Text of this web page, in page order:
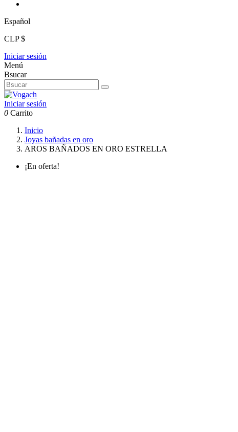
Español
CLP $
Iniciar sesión
Menú
Bsucar
Iniciar sesión
0 Carrito
Inicio
Joyas bañadas en oro
AROS BAÑADOS EN ORO ESTRELLA
¡En oferta!